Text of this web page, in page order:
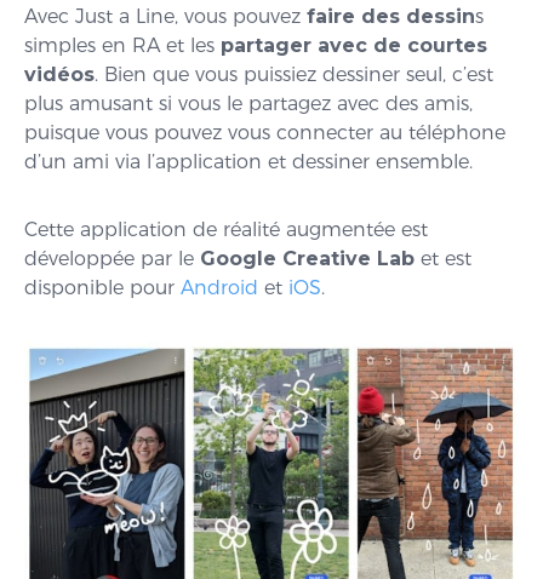
Avec Just a Line, vous pouvez faire des dessins
simples en RA et les partager avec de courtes
vidéos. Bien que vous puissiez dessiner seul, c’est
plus amusant si vous le partagez avec des amis,
puisque vous pouvez vous connecter au téléphone
d’un ami via l’application et dessiner ensemble.
Cette application de réalité augmentée est
développée par le Google Creative Lab et est
disponible pour Android et iOS.